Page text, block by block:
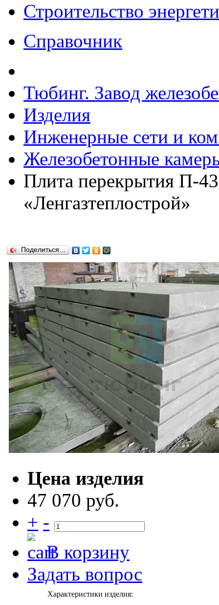
Строительство
Справочник
Тюбинг. Завод
Изделия
Инженерные сети и
Железобетонные
Плита перекрытия П-
«Ленгазтеплострой»
Поделиться…
Цена изделия
47 070 руб.
+ -
В корзину
Задать вопрос
Характеристики изделия: